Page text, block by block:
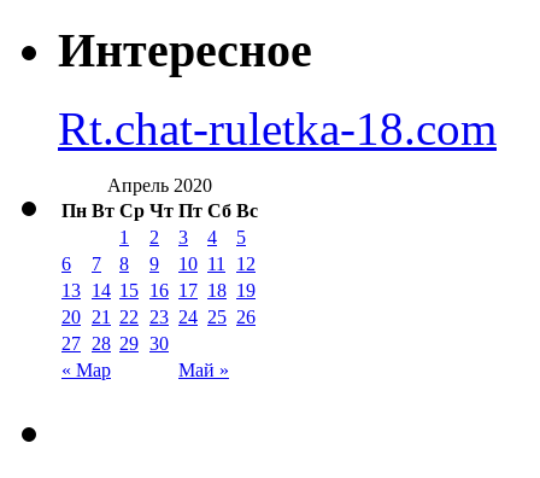
Интересное
Rt.chat-ruletka-18.com
Апрель 2020
Пн Вт Ср Чт Пт Сб Вс
« Мар Май »
1 2 3 4
5
6
7 8 9 10 11
12
13 14 15 16 17 18 19
20 21 22 23 24 25 26
27 28 29 30